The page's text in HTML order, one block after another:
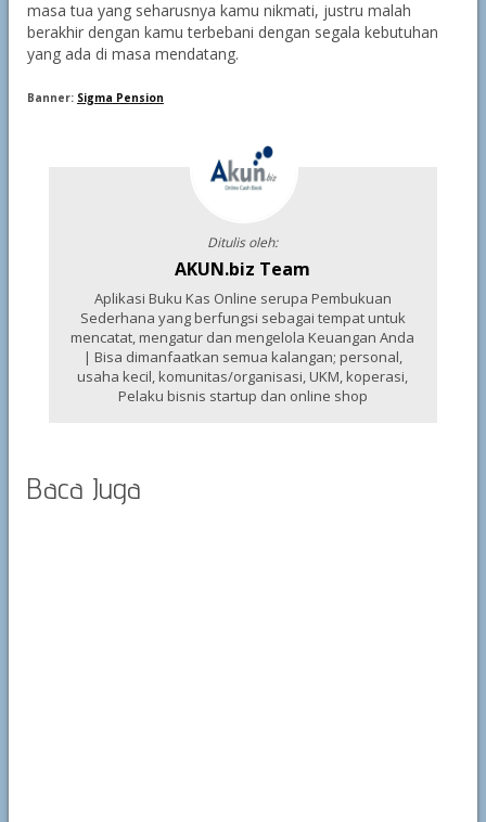
masa tua yang seharusnya kamu nikmati, justru malah
berakhir dengan kamu terbebani dengan segala kebutuhan
yang ada di masa mendatang.
Banner: Sigma Pension
Ditulis oleh:
AKUN.biz Team
Aplikasi Buku Kas Online serupa Pembukuan
Sederhana yang berfungsi sebagai tempat untuk
mencatat, mengatur dan mengelola Keuangan Anda
| Bisa dimanfaatkan semua kalangan; personal,
usaha kecil, komunitas/organisasi, UKM, koperasi,
Pelaku bisnis startup dan online shop
Baca Juga